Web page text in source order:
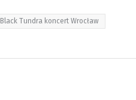
Black Tundra koncert Wrocław